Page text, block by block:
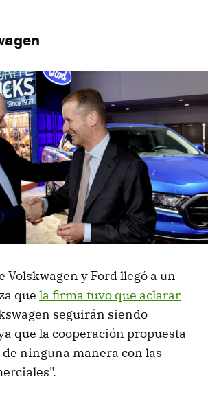
Volskwagen y Ford llegó a un
que la firma tuvo que aclarar
seguirán siendo
que la cooperación propuesta
ninguna manera con las